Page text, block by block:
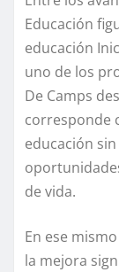
Educación
educación
uno de los
De Camps
corresponde
educación
de vida.
En ese
la mejora